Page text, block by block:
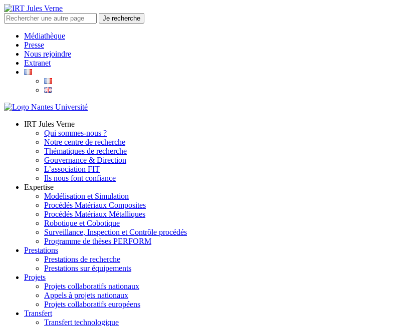
Médiathèque
Presse
Nous rejoindre
Extranet
IRT Jules Verne
Qui sommes-nous ?
Notre centre de recherche
Thématiques de recherche
Gouvernance & Direction
L’association FIT
Ils nous font confiance
Expertise
Modélisation et Simulation
Procédés Matériaux Composites
Procédés Matériaux Métalliques
Robotique et Cobotique
Surveillance, Inspection et Contrôle procédés
Programme de thèses PERFORM
Prestations
Prestations de recherche
Prestations sur équipements
Projets
Projets collaboratifs nationaux
Appels à projets nationaux
Projets collaboratifs européens
Transfert
Transfert technologique